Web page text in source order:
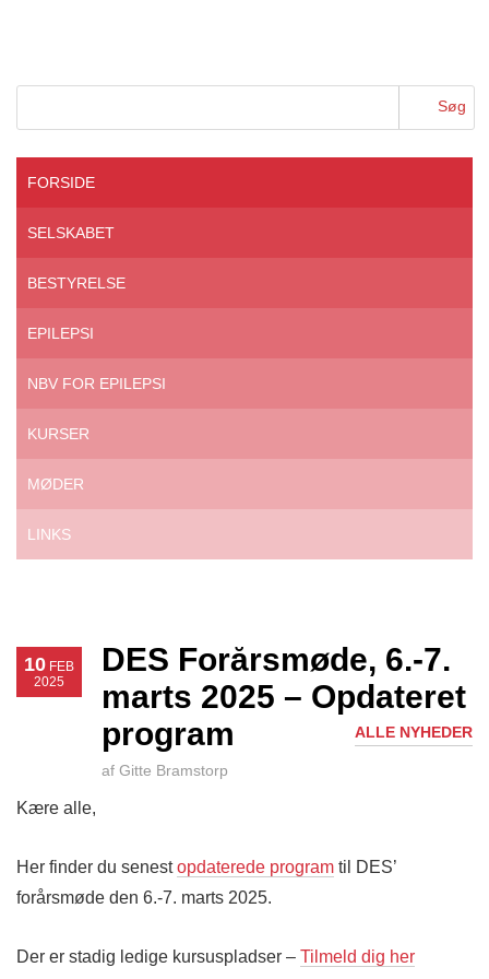
FORSIDE
SELSKABET
BESTYRELSE
EPILEPSI
NBV FOR EPILEPSI
KURSER
MØDER
LINKS
10 FEB
2025
DES Forårsmøde, 6.-7.
marts 2025 – Opdateret
program
ALLE NYHEDER
af Gitte Bramstorp
Kære alle,
Her finder du senestopdaterede program til DES’
forårsmøde den 6.-7. marts 2025.
Der er stadig ledige kursuspladser – Tilmeld dig her